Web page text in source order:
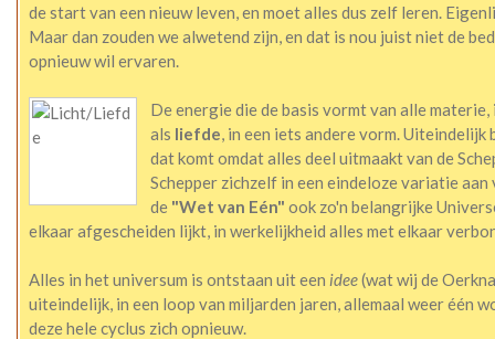
de start van een nieuw leven, en moet alles dus zelf leren.
Maar dan zouden we alwetend zijn, en dat is nou juist niet de
opnieuw wil ervaren.
De energie die de basis vormt van alle
als liefde, in een iets andere vorm.
dat komt omdat alles deel uitmaakt van de
Schepper zichzelf in een eindeloze variatie
de "Wet van Eén" ook zo'n belangrijke
elkaar afgescheiden lijkt, in werkelijkheid alles met elkaar
Alles in het universum is ontstaan uit een idee(wat wij de
uiteindelijk, in een loop van miljarden jaren, allemaal weer één
deze hele cyclus zich opnieuw.